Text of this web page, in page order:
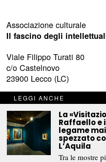
Associazione culturale
Il fascino degli
Viale Filippo Turati 80
c/o Castelnovo
23900 Lecco (LC)
www.fascinointellettuali.it
info[at]fascinointellettuali.it
Per segnalare eventuali
riservato,scriveteci e
rimozione del materiale
LEGGI ANCHE
La
Raffaello e
legame mai
spezzato
L’Aquila
Tra le mostre